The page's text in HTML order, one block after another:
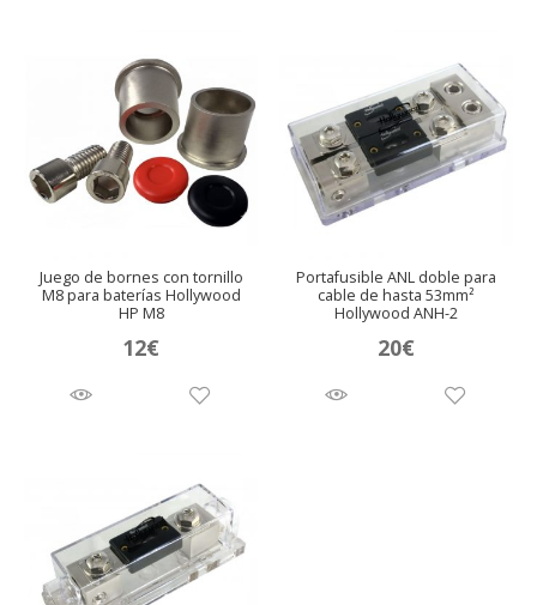
Juego de bornes con tornillo
M8 para baterías Hollywood
HP M8
12€
Portafusible ANL doble para
cable de hasta 53mm²
Hollywood ANH-2
20€